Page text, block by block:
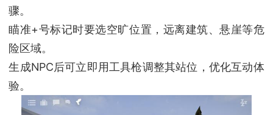
骤。
瞄准+号标记时要选空旷位置，远离建筑、悬崖等危
险区域。
生成NPC后可立即用工具枪调整其站位，优化互动体
验。